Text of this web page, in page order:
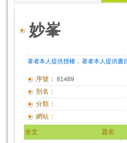
妙峯
著者本人提供授權 ． 著者本人提供書
序號： 81489
別名：
分類：
網站：
全文 題名